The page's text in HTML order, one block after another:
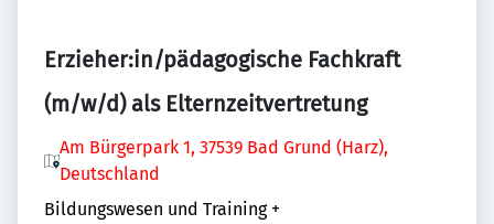
Erzieher:in/pädagogische Fachkraft
(m/w/d) als Elternzeitvertretung
Am Bürgerpark 1, 37539 Bad Grund (Harz),
Deutschland
Bildungswesen und Training +